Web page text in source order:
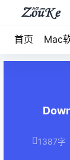
首页 Mac
1387字